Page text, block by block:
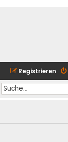
Registrieren